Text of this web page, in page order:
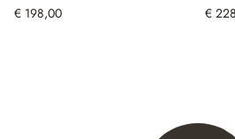
€ 198,00 €